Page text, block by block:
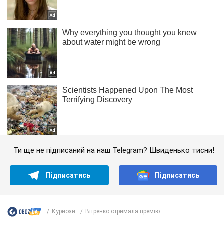
Ти ще не підписаний на наш Telegram? Швиденько тисни!
Підписатись Підписатись
Курйози Вітренко отримала премію...